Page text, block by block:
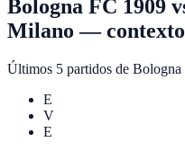
Bologna FC 1909
Milano —
Últimos 5 partidos de Bologna
E
V
E